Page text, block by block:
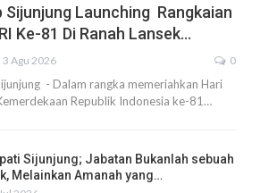
Sijunjung Launching Rangkaian
Ke-81 Di Ranah Lansek…
3 Agu 2026 0
- Dalam rangka memeriahkan Hari
Republik Indonesia ke-81…
Sijunjung; Jabatan Bukanlah sebuah
Melainkan Amanah yang…